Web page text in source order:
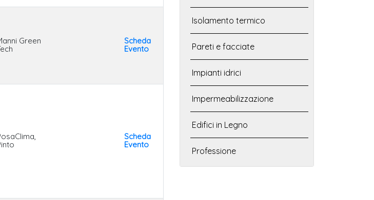
Green
Scheda
Evento
Scheda
Evento
Isolamento termico
Pareti e facciate
Impianti idrici
Impermeabilizzazione
Edifici in Legno
Professione